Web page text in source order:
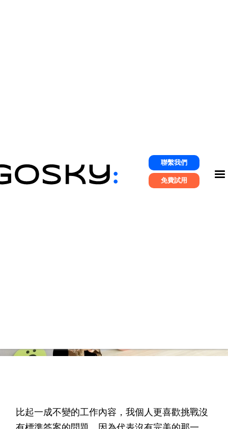
聯繫我們
免費試用
比起一成不變的工作內容，我個人更喜歡挑戰沒